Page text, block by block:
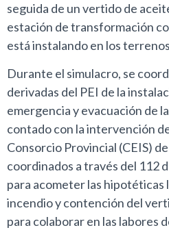
seguida de un vertido de
estación de transformación
está instalando en los
Durante el simulacro, se
derivadas del PEI de la
emergencia y evacuación de
contado con la intervención
Consorcio Provincial (CEIS)
coordinados a través del 112
para acometer las hipotéticas
incendio y contención del
para colaborar en las labores